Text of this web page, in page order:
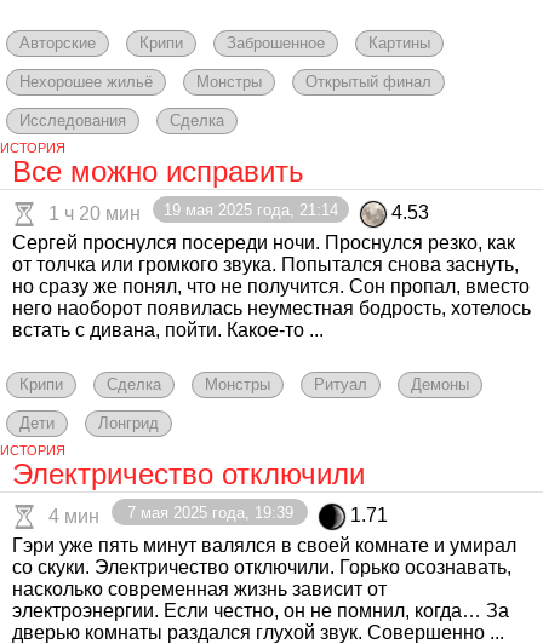
Авторские Крипи Заброшенное Картины
Нехорошее жильё Монстры Открытый финал
Исследования Сделка
ИСТОРИЯ
Все можно исправить
1 ч 20 мин 19 мая 2025 года, 21:14
4.53
Сергей проснулся посереди ночи. Проснулся резко, как
от толчка или громкого звука. Попытался снова заснуть,
но сразу же понял, что не получится. Сон пропал, вместо
него наоборот появилась неуместная бодрость, хотелось
встать с дивана, пойти. Какое-то ...
Крипи Сделка Монстры Ритуал Демоны
Дети Лонгрид
ИСТОРИЯ
Электричество отключили
4 мин 7 мая 2025 года, 19:39
1.71
Гэри уже пять минут валялся в своей комнате и умирал
со скуки. Электричество отключили. Горько осознавать,
насколько современная жизнь зависит от
электроэнергии. Если честно, он не помнил, когда… За
дверью комнаты раздался глухой звук. Совершенно ...